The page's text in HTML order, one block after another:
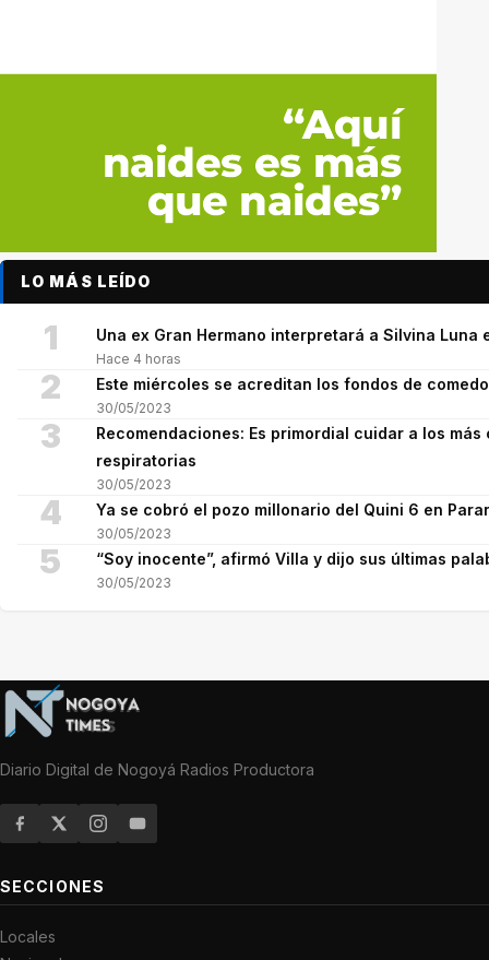
LO MÁS LEÍDO
1 Una ex Gran Hermano interpretará a Silvina
Hace 4 horas
2 Este miércoles se acreditan los fondos de
30/05/2023
3
Recomendaciones: Es primordial cuidar a los
respiratorias
30/05/2023
4 Ya se cobró el pozo millonario del Quini 6 en
30/05/2023
5 “Soy inocente”, afirmó Villa y dijo sus últimas
30/05/2023
Diario Digital de Nogoyá Radios Productora
SECCIONES
Locales